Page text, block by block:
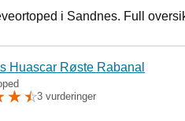
i Sandnes. Full
Huascar Røste Rabanal
3 vurderinger